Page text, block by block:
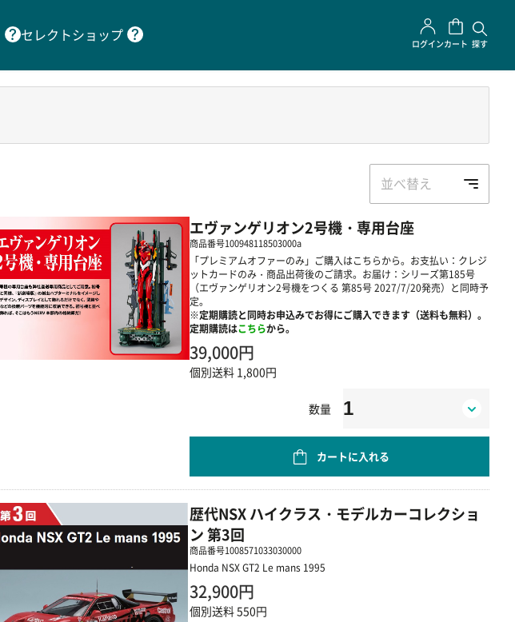
セレクトショップ ログインカート 探す
並べ替え
エヴァンゲリオン2号機・専用台座
商品番号100948118503000a
「プレミアムオファーのみ」ご購入はこちらから。お支払い：クレジ
ットカードのみ・商品出荷後のご請求。お届け：シリーズ第185号
（エヴァンゲリオン2号機をつくる 第85号 2027/7/20発売）と同時予
定。
※定期購読と同時お申込みでお得にご購入できます（送料も無料）。
定期購読はこちらから。
39,000円
個別送料 1,800円
数量
カートに入れる
歴代NSX ハイクラス・モデルカーコレクショ
ン 第3回
商品番号1008571033030000
Honda NSX GT2 Le mans 1995
32,900円
個別送料 550円